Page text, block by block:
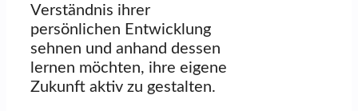
Verständnis ihrer
persönlichen Entwicklung
sehnen und anhand dessen
lernen möchten, ihre eigene
Zukunft aktiv zu gestalten.